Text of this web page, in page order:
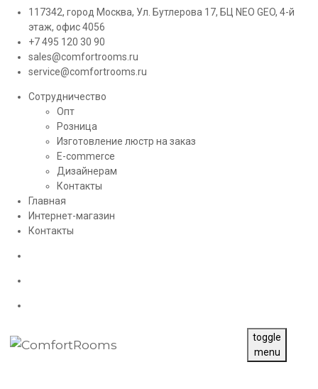
117342, город Москва, Ул. Бутлерова 17, БЦ NEO GEO, 4-й
этаж, офис 4056
+7 495 120 30 90
sales@comfortrooms.ru
service@comfortrooms.ru
Сотрудничество
Опт
Розница
Изготовление люстр на заказ
E-commerce
Дизайнерам
Контакты
Главная
Интернет-магазин
Контакты
toggle
menu